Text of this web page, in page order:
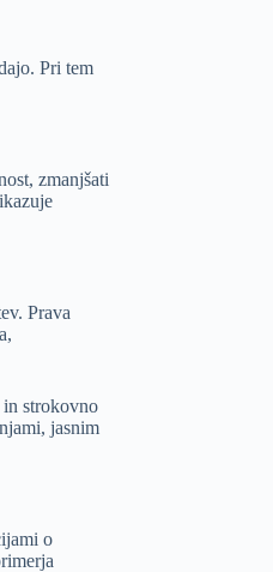
Pri tem
zmanjšati
Prava
strokovno
jasnim
o